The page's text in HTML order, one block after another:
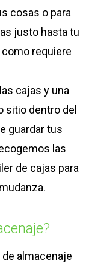
cosas o para
justo hasta tu
requiere
cajas y una
sitio dentro del
guardar tus
las
de cajas para
almacenaje